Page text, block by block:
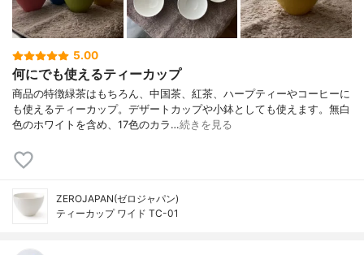
5.00
何にでも使えるティーカップ
商品の特徴緑茶はもちろん、中国茶、紅茶、ハープティーやコーヒーに
も使えるティーカップ。デザートカップや小鉢としても使えます。無白
色のホワイトを含め、17色のカラ…続きを見る
ZEROJAPAN(ゼロジャパン)
ティーカップ ワイド TC-01